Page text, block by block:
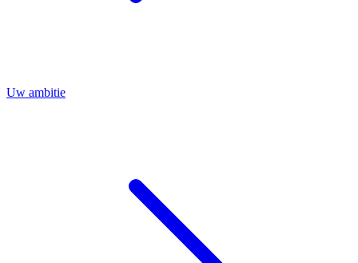
Uw ambitie